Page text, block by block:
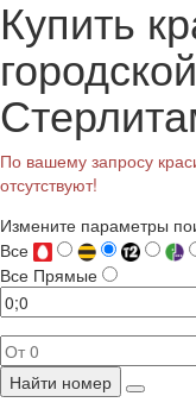
Купить
По вашему запросу
отсутствуют!
Измените параметры
Все
Все Прямые
Найти номер